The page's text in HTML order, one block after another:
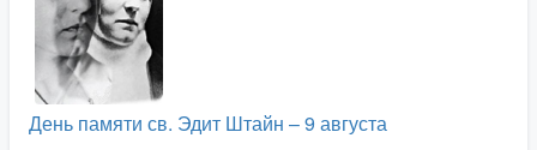
День памяти св. Эдит Штайн – 9 августа